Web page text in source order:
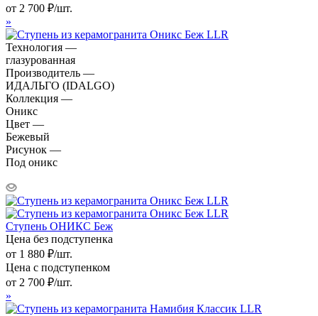
от 2 700 ₽/шт.
»
Технология —
глазурованная
Производитель —
ИДАЛЬГО (IDALGO)
Коллекция —
Оникс
Цвет —
Бежевый
Рисунок —
Под оникс
Ступень ОНИКС Беж
Цена без подступенка
от 1 880 ₽/шт.
Цена с подступенком
от 2 700 ₽/шт.
»